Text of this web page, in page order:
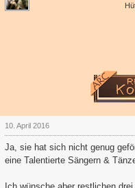
10. April 2016
Ja, sie hat sich nicht genug
eine Talentierte Sängern &
Ich wünsche aber restlichen